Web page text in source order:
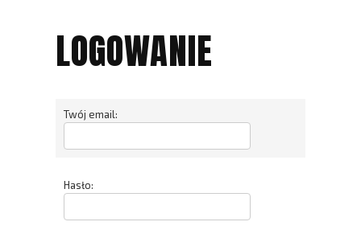
LOGOWANIE
Twój email:
Hasło: